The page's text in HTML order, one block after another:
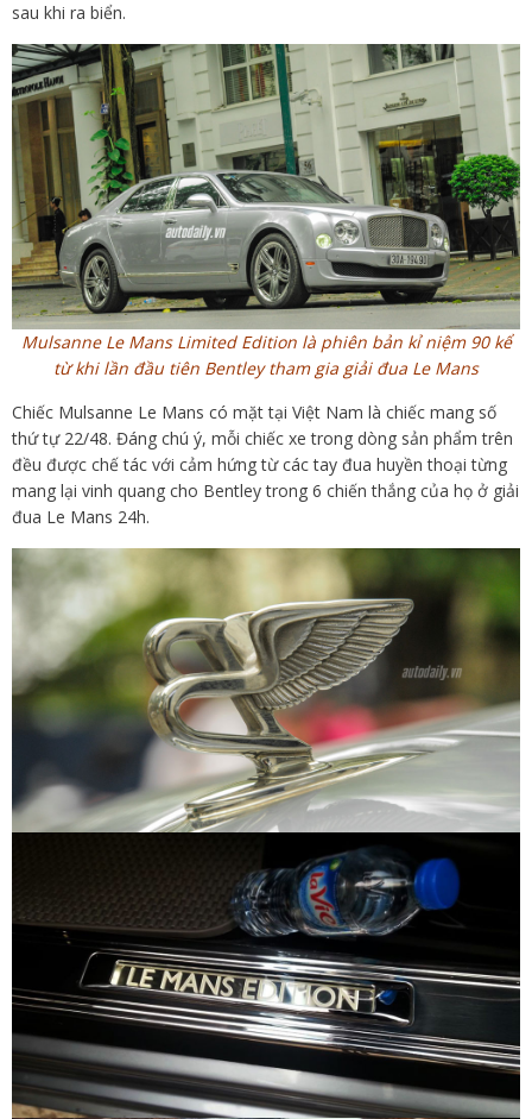
sau khi ra biển.
Mulsanne Le Mans Limited Edition là phiên bản kỉ niệm 90 kể
từ khi lần đầu tiên Bentley tham gia giải đua Le Mans
Chiếc Mulsanne Le Mans có mặt tại Việt Nam là chiếc mang số
thứ tự 22/48. Đáng chú ý, mỗi chiếc xe trong dòng sản phẩm trên
đều được chế tác với cảm hứng từ các tay đua huyền thoại từng
mang lại vinh quang cho Bentley trong 6 chiến thắng của họ ở giải
đua Le Mans 24h.